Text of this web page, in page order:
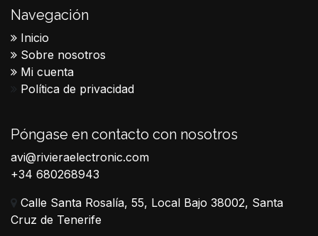
Navegación
Inicio
Sobre nosotros
Mi cuenta
Política de privacidad
Póngase en contacto con nosotros
avi@rivieraelectronic.com
+34 680268943
Calle Santa Rosalía, 55, Local Bajo 38002, Santa
Cruz de Tenerife